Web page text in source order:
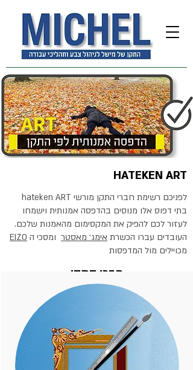
HATEKEN ART
לפניכם רשימת חברי התקן מורשי hateken ART
בתי דפוס אלו מנוסים בהדפסה אמנותית וישמחו
לעזור לכם להפיק את המקסימום מהאמנות שלכם.
העובדים עברו הכשרת אימג׳ מאסטר ומסכי ה EIZO
מכויילים מול המדפסות
חברי התקן